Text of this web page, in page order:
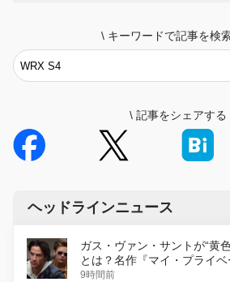
\ キーワードで記事を検
\ 記事をシェアする
ヘッドラインニュース
ガス・ヴァン・サントが“黄
とは？名作『マイ・プライベ
初のデジタルリマスター版で
9時間前